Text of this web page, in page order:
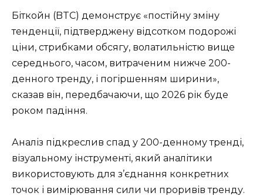
Біткойн (BTC) демонструє «постійну зміну
тенденції, підтверджену відсотком подорожі
ціни, стрибками обсягу, волатильністю вище
середнього, часом, витраченим нижче 200-
денного тренду, і погіршенням ширини»,
сказав він, передбачаючи, що 2026 рік буде
роком падіння.
Аналіз підкреслив спад у 200-денному тренді,
візуальному інструменті, який аналітики
використовують для з’єднання конкретних
точок і вимірювання сили чи проривів тренду.